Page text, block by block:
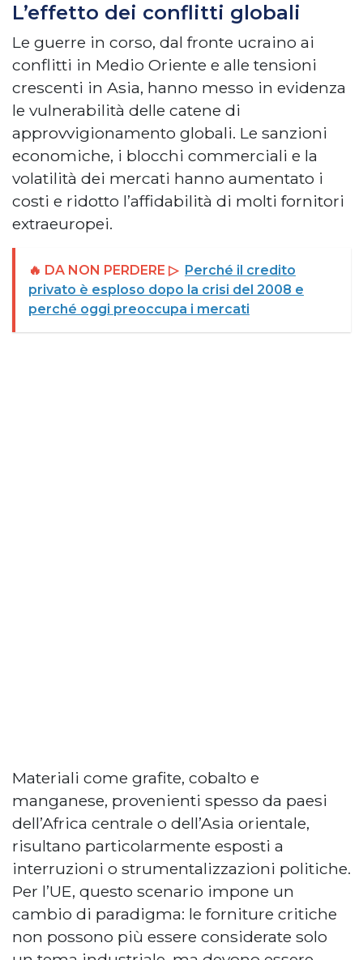
L’effetto dei conflitti globali
Le guerre in corso, dal fronte ucraino ai
conflitti in Medio Oriente e alle tensioni
crescenti in Asia, hanno messo in evidenza
le vulnerabilità delle catene di
approvvigionamento globali. Le sanzioni
economiche, i blocchi commerciali e la
volatilità dei mercati hanno aumentato i
costi e ridotto l’affidabilità di molti fornitori
extraeuropei.
🔥 DA NON PERDERE ▷ Perché il credito
privato è esploso dopo la crisi del 2008 e
perché oggi preoccupa i mercati
Materiali come grafite, cobalto e
manganese, provenienti spesso da paesi
dell’Africa centrale o dell’Asia orientale,
risultano particolarmente esposti a
interruzioni o strumentalizzazioni politiche.
Per l’UE, questo scenario impone un
cambio di paradigma: le forniture critiche
non possono più essere considerate solo